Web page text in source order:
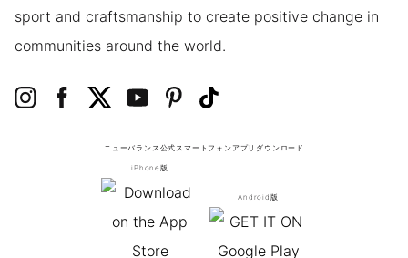
sport and craftsmanship to create positive change in
communities around the world.
ニューバランス公式スマートフォンアプリ ダウンロード
iPhone版
Android版